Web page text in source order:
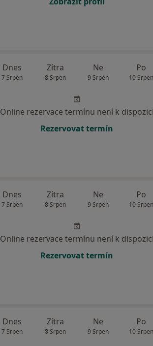
Dnes
7 Srpen
Zítra
8 Srpen
Ne
9 Srpen
Po
10 Srpen
Online rezervace termínu není k dispozici
Rezervovat termín
Dnes
7 Srpen
Zítra
8 Srpen
Ne
9 Srpen
Po
10 Srpen
Online rezervace termínu není k dispozici
Rezervovat termín
Dnes
7 Srpen
Zítra
8 Srpen
Ne
9 Srpen
Po
10 Srpen